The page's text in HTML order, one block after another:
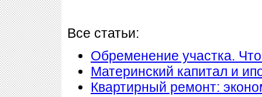
Все статьи:
Обременение участка.
Материнский капитал и
Квартирный ремонт: